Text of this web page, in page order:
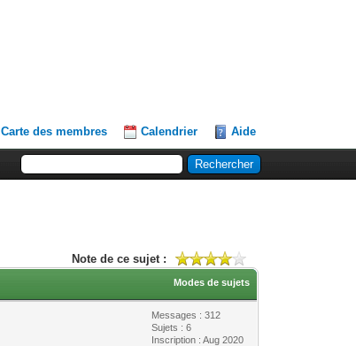
Carte des membres Calendrier Aide
Note de ce sujet :
Modes de sujets
Messages : 312
Sujets : 6
Inscription : Aug 2020